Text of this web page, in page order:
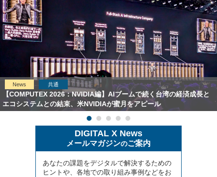
News 共通
【COMPUTEX 2026：NVIDIA編】AIブームで続く台湾の経済成長と
エコシステムとの結束、米NVIDIAが蜜月をアピール
DIGITAL X News
メールマガジンのご案内
あなたの課題をデジタルで解決するための
ヒントや、各地での取り組み事例などをお